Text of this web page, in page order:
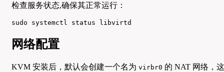
检查服务状态,确保其正常运行：
sudo systemctl status libvirtd
网络配置
KVM 安装后，默认会创建一个名为 virbr0 的 NAT 网络，这